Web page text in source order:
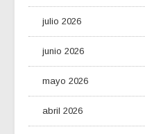
julio 2026
junio 2026
mayo 2026
abril 2026